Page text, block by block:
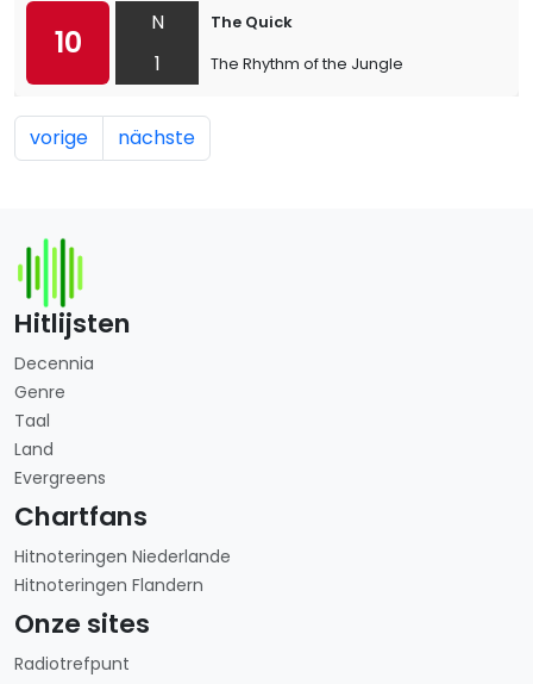
10
N
1
The Quick
The Rhythm of the Jungle
vorige nächste
Hitlijsten
Decennia
Genre
Taal
Land
Evergreens
Chartfans
Hitnoteringen Niederlande
Hitnoteringen Flandern
Onze sites
Radiotrefpunt